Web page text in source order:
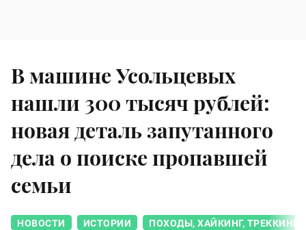
В машине Усольцевых
нашли 300 тысяч рублей:
новая деталь запутанного
дела о поиске пропавшей
семьи
НОВОСТИ ИСТОРИИ ПОХОДЫ, ХАЙКИНГ,